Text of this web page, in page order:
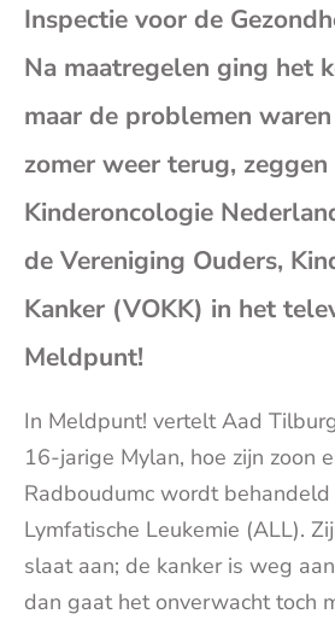
Inspectie voor de
Na maatregelen ging het
maar de problemen
zomer weer terug,
Kinderoncologie
de Vereniging Ouders,
Kanker (VOKK) in het
Meldpunt!
In Meldpunt! vertelt Aad
16-jarige Mylan, hoe zijn zoon
Radboudumc wordt behandeld
Lymfatische Leukemie (ALL).
slaat aan; de kanker is weg
dan gaat het onverwacht toch